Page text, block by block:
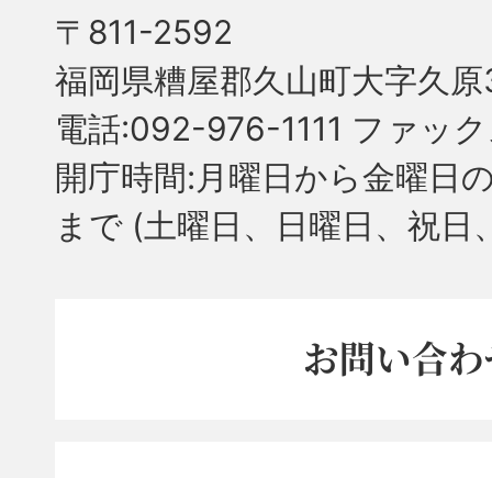
〒811-2592
福岡県糟屋郡久山町大字久
電話:092-976-1111 ファッ
開庁時間:月曜日から金曜日
まで (土曜日、日曜日、祝日
お問い合